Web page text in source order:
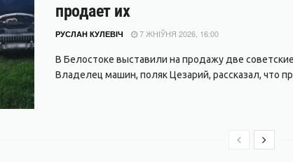
продает их
РУСЛАН КУЛЕВІЧ 7 ЖНІЎНЯ 2026, 16:00
В Белостоке выставили на продажу две
Владелец машин, поляк Цезарий, рассказал, что